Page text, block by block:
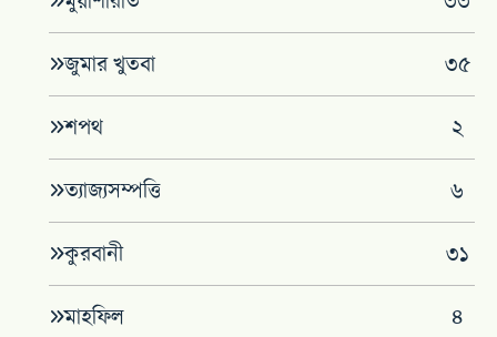
জুমার খুতবা ৩৫
শপথ ২
ত্যাজ্যসম্পত্তি ৬
কুরবানী ৩১
মাহফিল ৪